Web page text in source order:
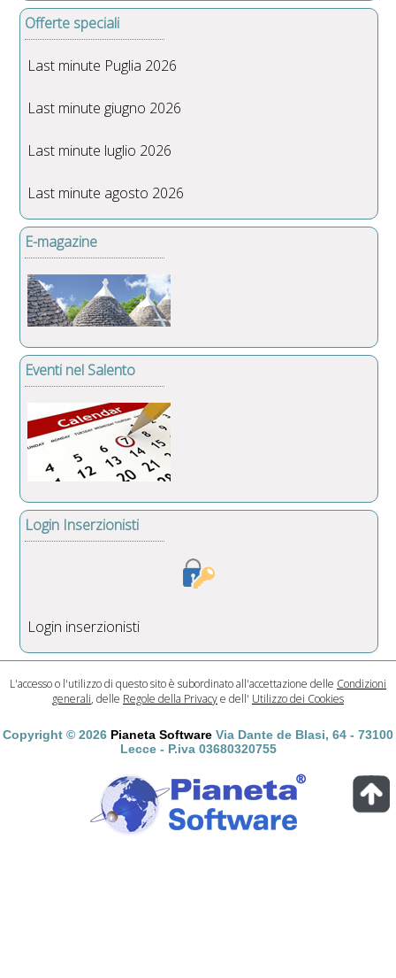
Offerte speciali
Last minute Puglia 2026
Last minute giugno 2026
Last minute luglio 2026
Last minute agosto 2026
E-magazine
Eventi nel Salento
Login Inserzionisti
Login inserzionisti
L'accesso o l'utilizzo di questo sito è subordinato all'accettazione delle Condizioni
generali, delle Regole della Privacye dell' Utilizzo dei Cookies
Copyright © 2026 Pianeta Software Via Dante de Blasi, 64 - 73100
Lecce - P.iva 03680320755